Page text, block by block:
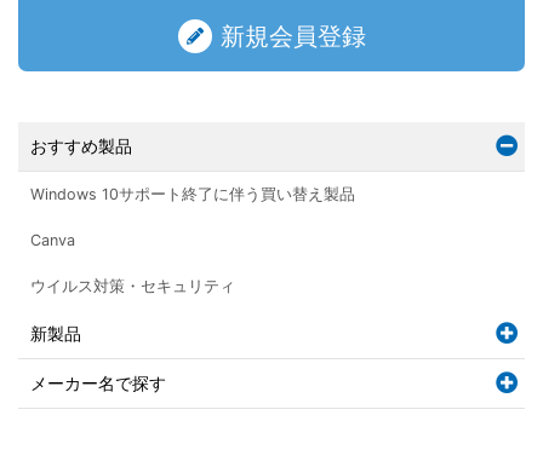
新規会員登録
おすすめ製品
Windows 10サポート終了に伴う買い替え製品
Canva
ウイルス対策・セキュリティ
新製品
メーカー名で探す